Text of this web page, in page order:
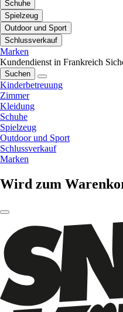
Schuhe
Spielzeug
Outdoor und Sport
Schlussverkauf
Marken
Kundendienst in Frankreich
Suchen
Kinderbetreuung
Zimmer
Kleidung
Schuhe
Spielzeug
Outdoor und Sport
Schlussverkauf
Marken
Wird zum